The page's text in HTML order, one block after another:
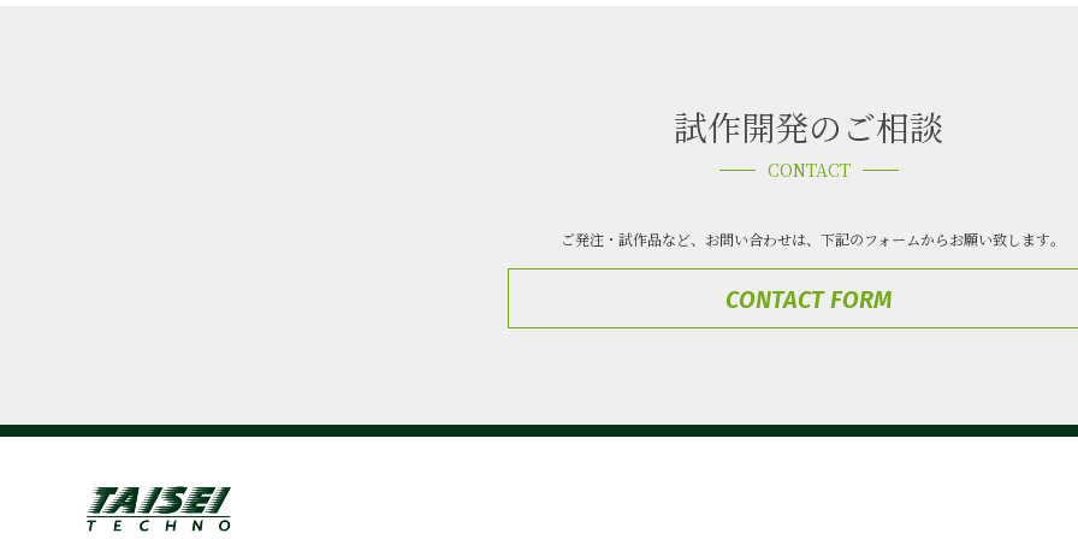
試作開発のご相談
CONTACT
ご発注・試作品など、お問い合わせは、 下記のフォームからお願い致します｡
CONTACT FORM